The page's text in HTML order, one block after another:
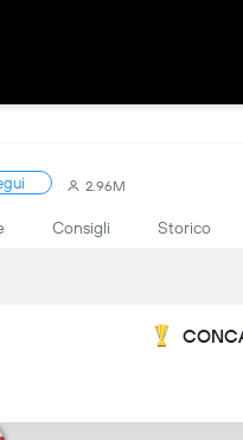
2.96M
Consigli Storico